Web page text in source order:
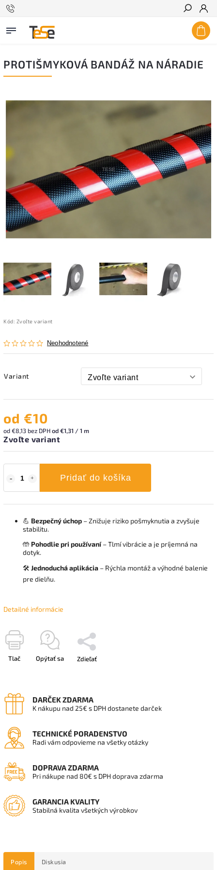
Hľadať
PROTIŠMYKOVÁ BANDÁŽ NA NÁRADIE
Kód: Zvoľte variant
Neohodnotené
Variant
od €10
od€8,13 bez DPHod €1,31 / 1 m
Zvoľte variant
Pridať do košíka
💪 Bezpečný úchop – Znižuje riziko pošmyknutia a zvyšuje
stabilitu.
🤲 Pohodlie pri používaní– Tlmí vibrácie a je príjemná na
dotyk.
🛠️ Jednoduchá aplikácia – Rýchla montáž a výhodné balenie
pre dielňu.
Detailné informácie
Tlač Opýtať sa Zdieľať
DARČEK ZDARMA
K nákupu nad 25€ s DPH dostanete darček
TECHNICKÉ PORADENSTVO
Radi vám odpovieme na všetky otázky
DOPRAVA ZDARMA
Pri nákupe nad 80€ s DPH doprava zdarma
GARANCIA KVALITY
Stabilná kvalita všetkých výrobkov
Popis Diskusia